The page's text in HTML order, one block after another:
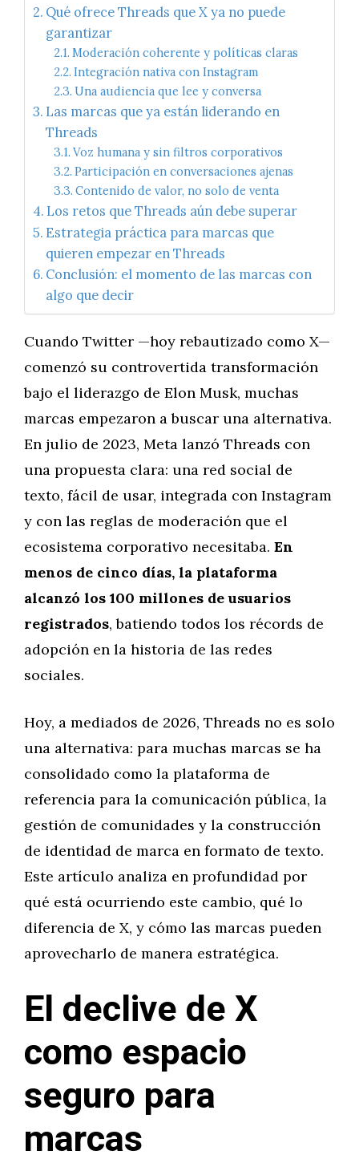
Qué ofrece Threads que X ya no puede
garantizar
Moderación coherente y políticas claras
Integración nativa con Instagram
Una audiencia que lee y conversa
Las marcas que ya están liderando en
Threads
Voz humana y sin filtros corporativos
Participación en conversaciones ajenas
Contenido de valor, no solo de venta
Los retos que Threads aún debe superar
Estrategia práctica para marcas que
quieren empezar en Threads
Conclusión: el momento de las marcas con
algo que decir
Cuando Twitter —hoy rebautizado como X—
comenzó su controvertida transformación
bajo el liderazgo de Elon Musk, muchas
marcas empezaron a buscar una alternativa.
En julio de 2023, Meta lanzó Threads con
una propuesta clara: una red social de
texto, fácil de usar, integrada con Instagram
y con las reglas de moderación que el
ecosistema corporativo necesitaba. En
menos de cinco días, la plataforma
alcanzó los 100 millones de usuarios
registrados, batiendo todos los récords de
adopción en la historia de las redes
sociales.
Hoy, a mediados de 2026, Threads no es solo
una alternativa: para muchas marcas se ha
consolidado como la plataforma de
referencia para la comunicación pública, la
gestión de comunidades y la construcción
de identidad de marca en formato de texto.
Este artículo analiza en profundidad por
qué está ocurriendo este cambio, qué lo
diferencia de X, y cómo las marcas pueden
aprovecharlo de manera estratégica.
El declive de X
como espacio
seguro para
marcas